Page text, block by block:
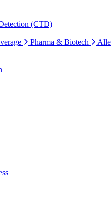
(CTD)
Pharma & Biotech
Alle